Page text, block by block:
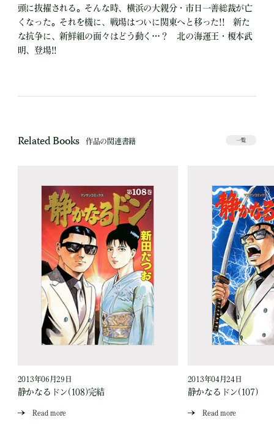
頭に抜擢される。そんな時、横浜の大親分・市日一善総裁が亡
くなった。それを機に、戦場はついに関東へと移った!! 新た
な抗争に、新鮮組の面々はどう動く…？ 北の海運王・榎本武
明、登場!!
Related Books 作品の関連書籍 一覧
2013年06月29日
静かなるドン(108)完結
Read more
2013年04月24日
静かなるドン(107)
Read more